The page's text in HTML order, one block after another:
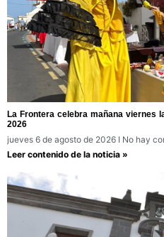
La Frontera celebra mañana viernes
2026
jueves 6 de agosto de 2026
No hay
Leer contenido de la noticia »